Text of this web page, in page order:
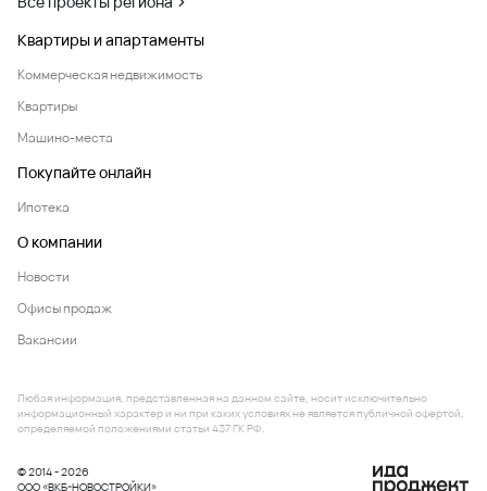
Квартиры и апартаменты
Коммерческая недвижимость
Квартиры
Машино-места
Покупайте онлайн
Ипотека
О компании
Новости
Офисы продаж
Вакансии
© 2014 - 2026
ООО «ВКБ-НОВОСТРОЙКИ»
Любая информация, представленная на данном сайте, носит исключительно
информационный характер и ни при каких условиях не является публичной офертой,
определяемой положениями статьи 437 ГК РФ.